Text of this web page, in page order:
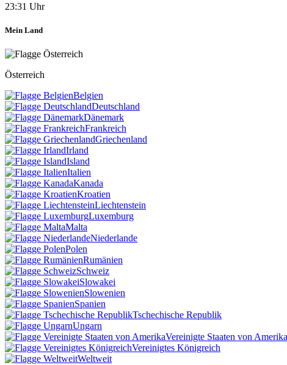
23:31 Uhr
Mein Land
Österreich
Belgien
Deutschland
Dänemark
Frankreich
Griechenland
Irland
Island
Italien
Kanada
Kroatien
Liechtenstein
Luxemburg
Malta
Niederlande
Polen
Rumänien
Schweiz
Slowakei
Slowenien
Spanien
Tschechische Republik
Ungarn
Vereinigte Staaten von Amerika
Vereinigtes Königreich
Weltweit